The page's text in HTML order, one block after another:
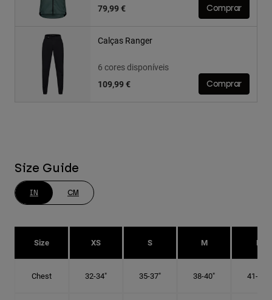
79,99 €
Comprar
Calças Ranger
6 cores disponíveis
109,99 €
Comprar
Size Guide
IN CM
Size XS S M L
Chest 32-34" 35-37" 38-40" 41-43"